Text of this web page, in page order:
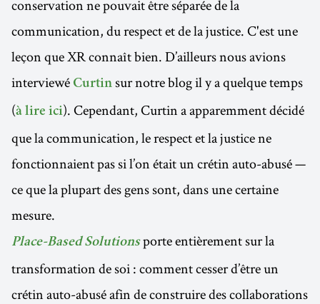
conservation ne pouvait être séparée de la
communication, du respect et de la justice. C'est une
leçon que XR connaît bien. D’ailleurs nous avions
interviewé Curtin sur notre blog il y a quelque temps
(à lire ici). Cependant, Curtin a apparemment décidé
que la communication, le respect et la justice ne
fonctionnaient pas si l’on était un crétin auto-abusé —
ce que la plupart des gens sont, dans une certaine
mesure.
Place-Based Solutionsporte entièrement sur la
transformation de soi : comment cesser d’être un
crétin auto-abusé afin de construire des collaborations